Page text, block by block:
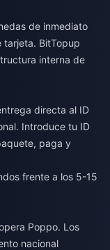
de inmediato
tarjeta. BitTopup
interna de
directa al ID
Introduce tu ID
paga y
frente a los 5-15
Poppo. Los
nacional